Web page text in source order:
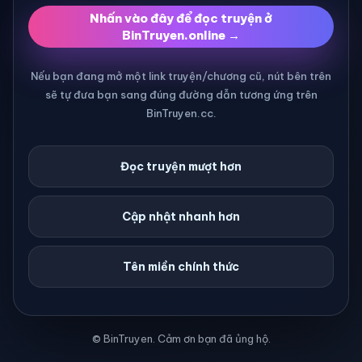
Nhấn vào đây để đọc truyện ở
BinTruyen.online →
Nếu bạn đang mở một link truyện/chương cũ, nút bên trên
sẽ tự đưa bạn sang đúng đường dẫn tương ứng trên
BinTruyen.cc.
Đọc truyện mượt hơn
Cập nhật nhanh hơn
Tên miền chính thức
© BinTruyen. Cảm ơn bạn đã ủng hộ.